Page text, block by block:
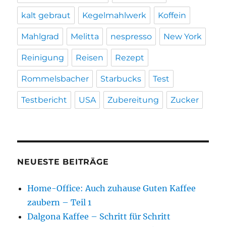
kalt gebraut Kegelmahlwerk Koffein
Mahlgrad Melitta nespresso New York
Reinigung Reisen Rezept
Rommelsbacher Starbucks Test
Testbericht USA Zubereitung Zucker
NEUESTE BEITRÄGE
Home-Office: Auch zuhause Guten Kaffee
zaubern – Teil 1
Dalgona Kaffee – Schritt für Schritt